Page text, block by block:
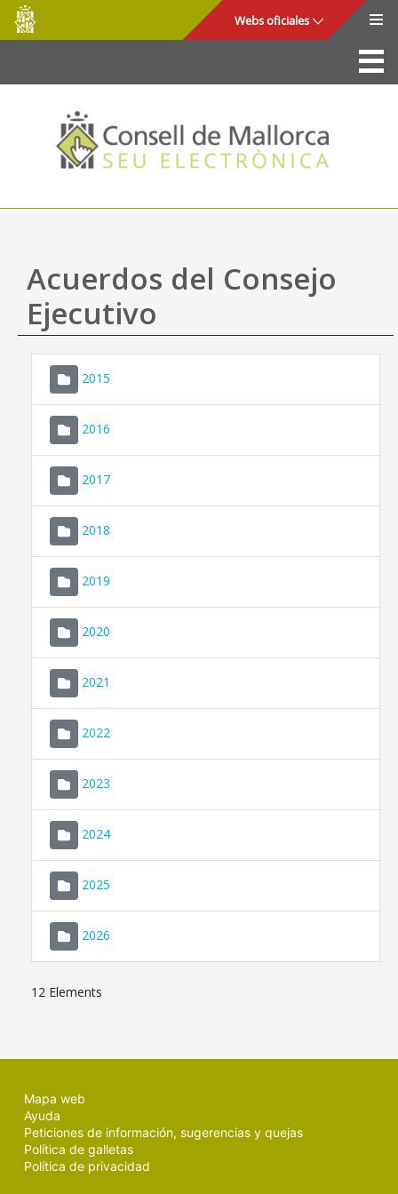
Saltar al contenido principal
Consell
de
Mallorca
Webs oficiales
La Sede
Consejo de Mallorca
Acceso y seguridad
Utilidades
Mapa web
Ayuda
Acuerdos del Consejo
Ejecutivo
2015
2016
2017
2018
2019
2020
2021
2022
2023
2024
2025
2026
12 Elements
Mapa web
Ayuda
Peticiones de información, sugerencias y quejas
Política de galletas
Política de privacidad